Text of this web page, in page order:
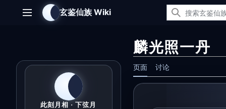
主菜单 玄鉴仙族 Wiki
此刻月相 · 下弦月
麟光照一丹
页面 讨论